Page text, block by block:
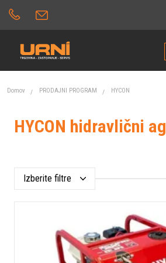
Domov PRODAJNI PROGRAM HYCON
HYCON hidravlični
Izberite filtre